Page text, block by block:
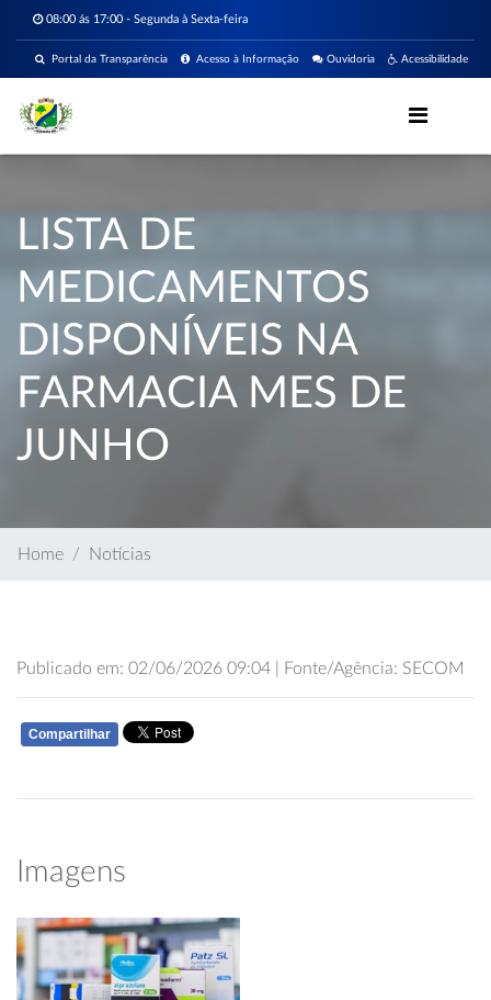
08:00 ás 17:00 - Segunda à Sexta-feira
Acessibilidade
Ouvidoria
Acesso à Informação
Portal da Transparência
LISTA DE
MEDICAMENTOS
DISPONÍVEIS NA
FARMACIA MES DE
JUNHO
Home Notícias
Publicado em: 02/06/2026 09:04 | Fonte/Agência: SECOM
Compartilhar
Imagens